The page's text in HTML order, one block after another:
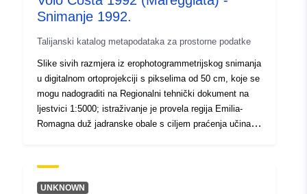
Identifikatori:
d3c0d1ec-b16e-4f60-9ba6-
2e6eccd2b2e1
Prava pristupa:
Snimanje 1992.
Talijanski katalog metapodataka za prostorne podatke
Slike sivih razmjera iz erophotogrammetrijskog snimanja
u digitalnom ortoprojekciji s pikselima od 50 cm, koje se
mogu nadograditi na Regionalni tehnički dokument na
ljestvici 1:5000; istraživanje je provela regija Emilia-
Romagna duž jadranske obale s ciljem praćenja učinaka
11.12.1992. iz ušća rijeke Po di Goro u Casal Borsetti,
12.12.1992. iz ušća rijeke Lamone u Cattolicu, dok je
UNKNOWN